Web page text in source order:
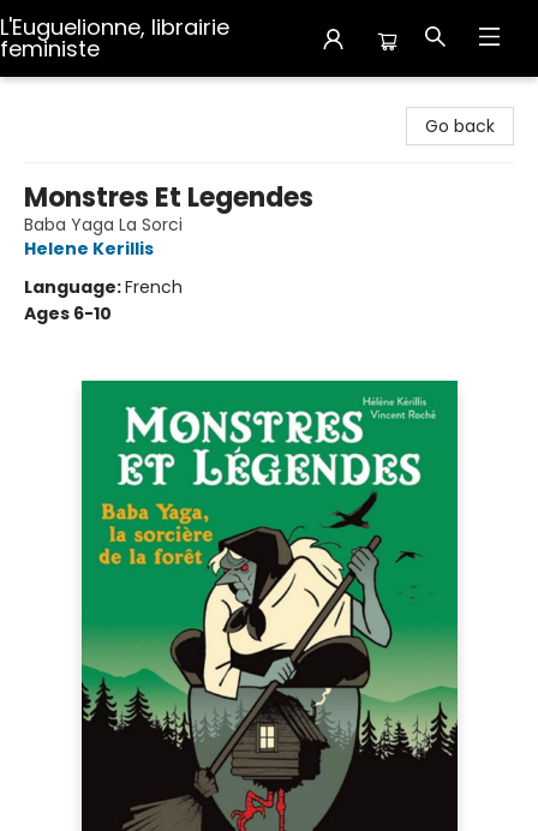
L'Euguelionne, librairie
feministe
Go back
Monstres Et Legendes
Baba Yaga La Sorci
Helene Kerillis
Language:French
Ages 6-10